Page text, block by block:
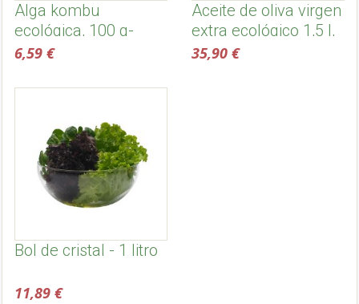
Alga kombu
ecológica, 100 g-
Algamar
6,59 €
Aceite de oliva virgen
extra ecológico 1,5 l,
temprano - Dehesa
35,90 €
Bol de cristal - 1 litro
11,89 €